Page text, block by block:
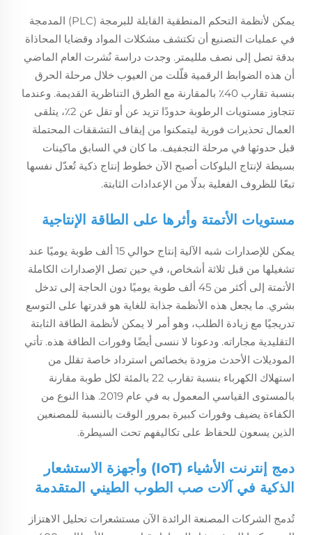
يمكن لأنظمة التحكم المنطقية القابلة للبرمجة (PLC) المدمجة
في عمليات التصنيع أن تكتشف مشكلات المواد وقضايا المحاذاة
بدقة تصل إلى نصف ملليمتر. وجدت دراسة نُشرت العام الماضي
أن هذه الضوابط الرقمية قلّلت من العيوب خلال مرحلة الحرق
بنسبة تقارب 40٪ بالمقارنة مع الطرق التناظرية القديمة. وعندما
تتجاوز مستويات الرطوبة حدودًا تزيد عن أو تقل عن 2٪، يتلقى
العمال تحذيرات فورية ليتمكنوا من إيقاف التشققات المحتملة
قبل حدوثها في مرحلة التجفيف. ما كان في السابق ماكينات
بسيطة لإنتاج البلوكات أصبح الآن خطوط إنتاج ذكية تُعدّل نفسها
تبعًا للظروف الفعلية بدلًا من الإعدادات الثابتة.
مستويات الأتمتة وأثرها على الطاقة الإنتاجية
يمكن للإصدارات شبه الآلية إنتاج حوالي 15 ألف طوبة يوميًا عند
تشغيلها من قبل ثلاثة أشخاص، في حين تصل الإصدارات الكاملة
الأتمتة إلى أكثر من 45 ألف طوبة يوميًا دون الحاجة إلى تدخل
بشري. ما يجعل هذه الأنظمة جذابة للغاية هو قدرتها على التوسع
تدريجيًا مع زيادة الطلب، وهو أمر لا يمكن لأنظمة الطاقة الثابتة
التقليدية مجاراته. ودعونا لا ننسى أيضًا وفورات الطاقة هذه. تأتي
الموديلات الأحدث مزودة بخصائص استرداد خاصة تقلل من
استهلاك الكهرباء بنسبة تقارب 22 بالمئة لكل طوبة مقارنة
بالمستوى القياسي المعمول به في عام 2019. هذا النوع من
الكفاءة يضيف وفورات كبيرة بمرور الوقت بالنسبة للمصنعين
الذين يسعون للحفاظ على تكاليفهم تحت السيطرة.
دمج إنترنت الأشياء (IoT) وأجهزة الاستشعار
الذكية في آلات صب الطوب الطيني المتقدمة
تُدمج الشركات المصنعة الرائدة الآن مستشعرات تحليل الاهتزاز